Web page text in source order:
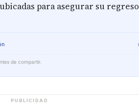
para asegurar su
de compartir.
PUBLICIDAD